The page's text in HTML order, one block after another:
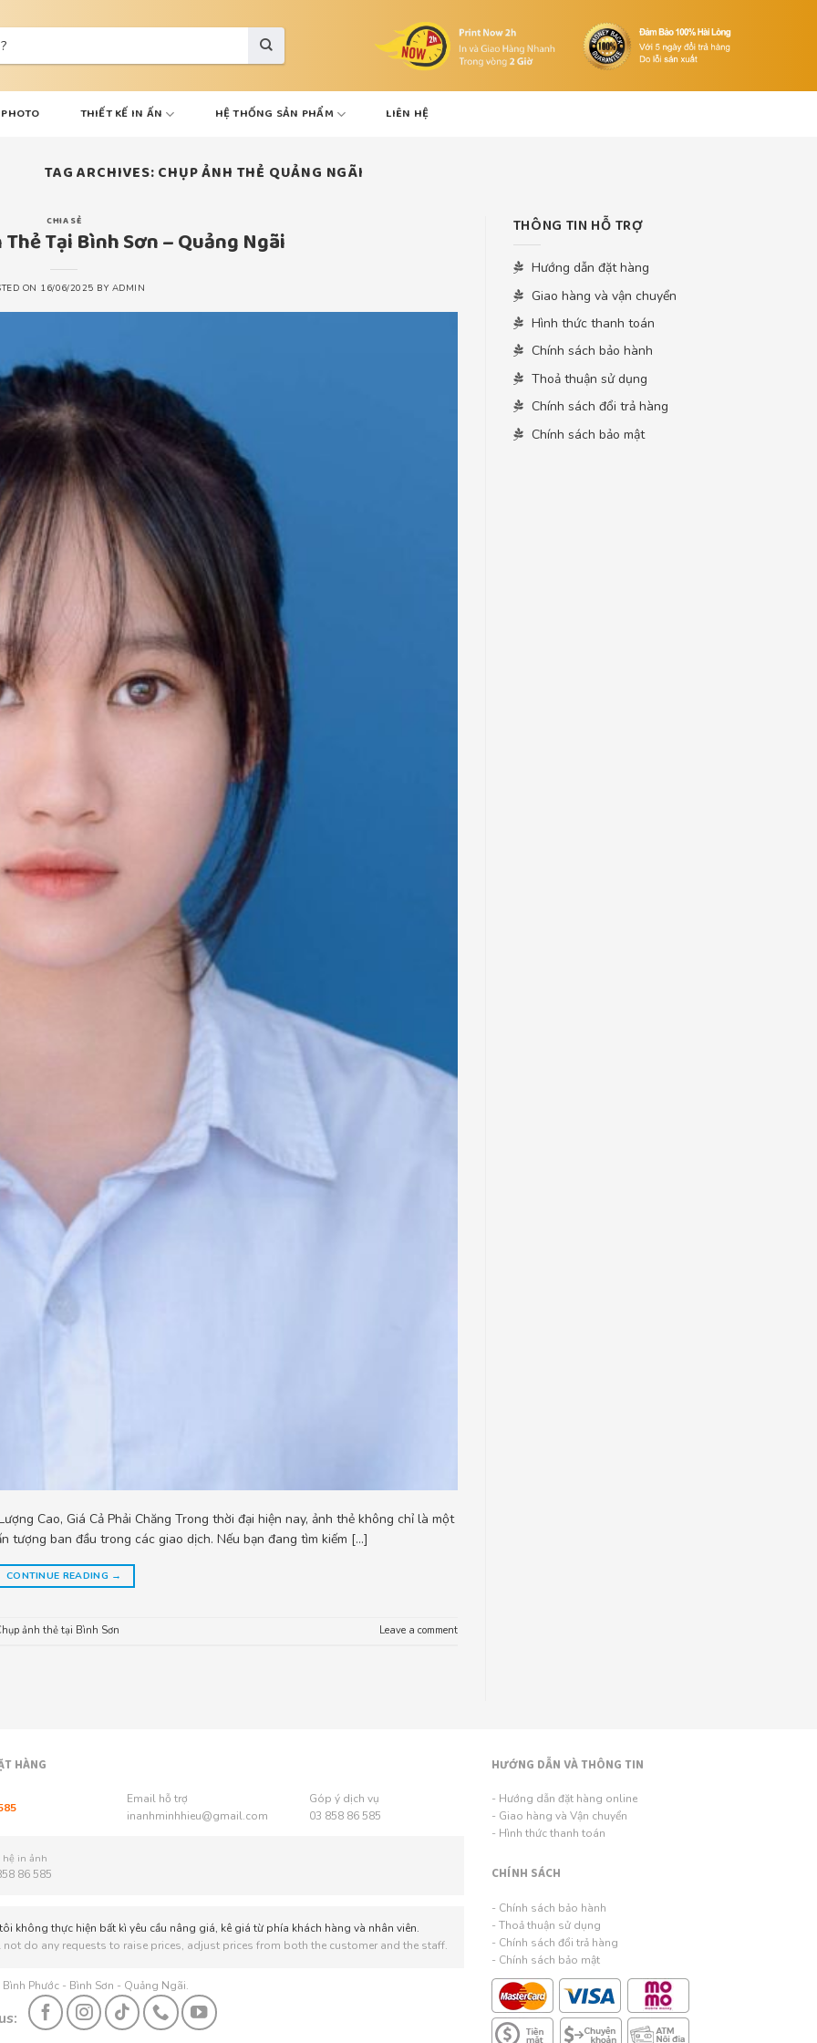
THIẾT KẾ IN ẤN HỆ THỐNG SẢN PHẨM LIÊN HỆ
TAG ARCHIVES: CHỤP ẢNH THẺ QUẢNG NGÃI
CHIA SẺ
Tại Bình Sơn – Quảng Ngãi
ON 16/06/2025 BY ADMIN
Cao, Giá Cả Phải Chăng Trong thời đại hiện nay, ảnh thẻ không chỉ là một
tượng ban đầu trong các giao dịch. Nếu bạn đang tìm kiếm […]
CONTINUE READING →
ảnh thẻ tại Bình Sơn Leave a comment
THÔNG TIN HỖ TRỢ
Hướng dẫn đặt hàng
Giao hàng và vận chuyển
Hình thức thanh toán
Chính sách bảo hành
Thoả thuận sử dụng
Chính sách đổi trả hàng
Chính sách bảo mật
HÀNG
Email hỗ trợ
inanhminhhieu@gmail.com
Góp ý dịch vụ
03 858 86 585
hệ in ảnh
86 585
không thực hiện bất kì yêu cầu nâng giá, kê giá từ phía khách hàng và nhân viên.
do any requests to raise prices, adjust prices from both the customer and the staff.
Phước - Bình Sơn - Quảng Ngãi.
HƯỚNG DẪN VÀ THÔNG TIN
- Hướng dẫn đặt hàng online
- Giao hàng và Vận chuyển
- Hình thức thanh toán
CHÍNH SÁCH
- Chính sách bảo hành
- Thoả thuận sử dụng
- Chính sách đổi trả hàng
- Chính sách bảo mật